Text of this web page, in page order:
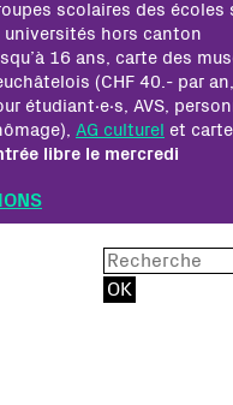
scolaires des écoles
universités hors canton
16 ans, carte des
(CHF 40.- par
étudiant∙e∙s, AVS,
AG culturel et
libre le mercredi